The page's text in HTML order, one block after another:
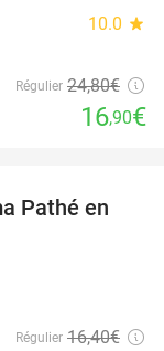
10.0 star
Régulier 24,80€
16,90€
40%
Pathé en
Régulier 16,40€